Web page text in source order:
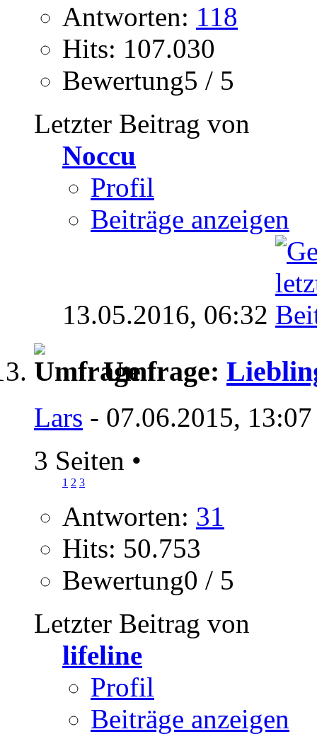
Antworten: 118
Hits: 107.030
Bewertung5 / 5
Letzter Beitrag von
Noccu
Profil
Beiträge anzeigen
13.05.2016, 06:32
Umfrage:
Lars - 07.06.2015,
3 Seiten •
1 2 3
Antworten: 31
Hits: 50.753
Bewertung0 / 5
Letzter Beitrag von
lifeline
Profil
Beiträge anzeigen